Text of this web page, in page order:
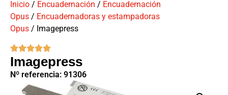
Inicio / Encuadernación / Encuadernación
Opus / Encuadernadoras y estampadoras
Opus / Imagepress
Imagepress
Nº referencia: 91306